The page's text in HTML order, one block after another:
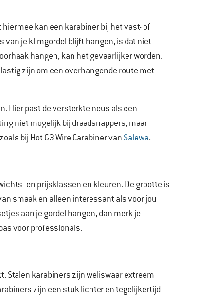
kan een karabiner bij het vast- of
van je klimgordel blijft hangen, is dat niet
hangen, kan het gevaarlijker worden.
zijn om een overhangende route met
Hier past de versterkte neus als een
niet mogelijk bij draadsnappers, maar
bij Hot G3 Wire Carabiner van Salewa.
en prijsklassen en kleuren. De grootte is
smaak en alleen interessant als voor jou
aan je gordel hangen, dan merk je
voor professionals.
Stalen karabiners zijn weliswaar extreem
zijn een stuk lichter en tegelijkertijd